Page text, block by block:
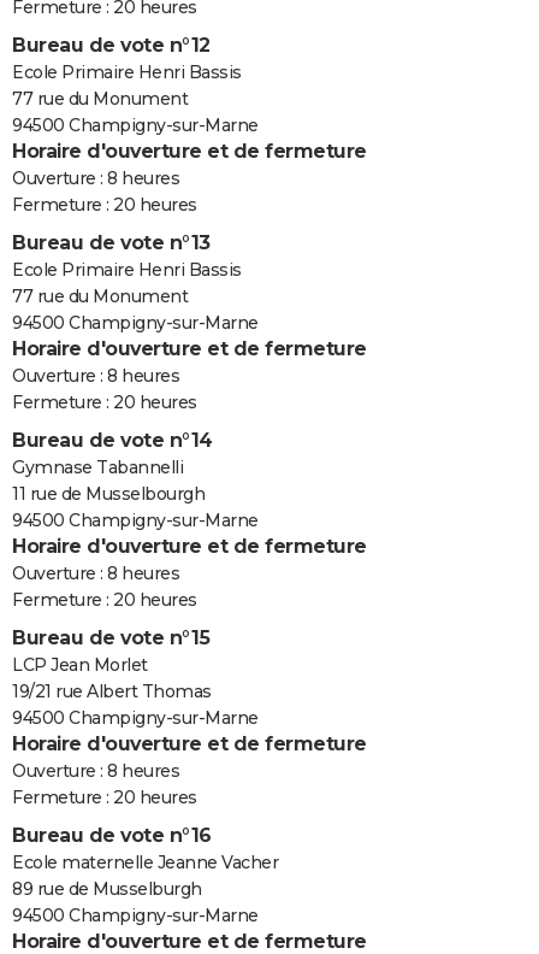
Fermeture : 20 heures
Bureau de vote n°12
Ecole Primaire Henri Bassis
77 rue du Monument
94500 Champigny-sur-Marne
Horaire d'ouverture et de fermeture
Ouverture : 8 heures
Fermeture : 20 heures
Bureau de vote n°13
Ecole Primaire Henri Bassis
77 rue du Monument
94500 Champigny-sur-Marne
Horaire d'ouverture et de fermeture
Ouverture : 8 heures
Fermeture : 20 heures
Bureau de vote n°14
Gymnase Tabannelli
11 rue de Musselbourgh
94500 Champigny-sur-Marne
Horaire d'ouverture et de fermeture
Ouverture : 8 heures
Fermeture : 20 heures
Bureau de vote n°15
LCP Jean Morlet
19/21 rue Albert Thomas
94500 Champigny-sur-Marne
Horaire d'ouverture et de fermeture
Ouverture : 8 heures
Fermeture : 20 heures
Bureau de vote n°16
Ecole maternelle Jeanne Vacher
89 rue de Musselburgh
94500 Champigny-sur-Marne
Horaire d'ouverture et de fermeture